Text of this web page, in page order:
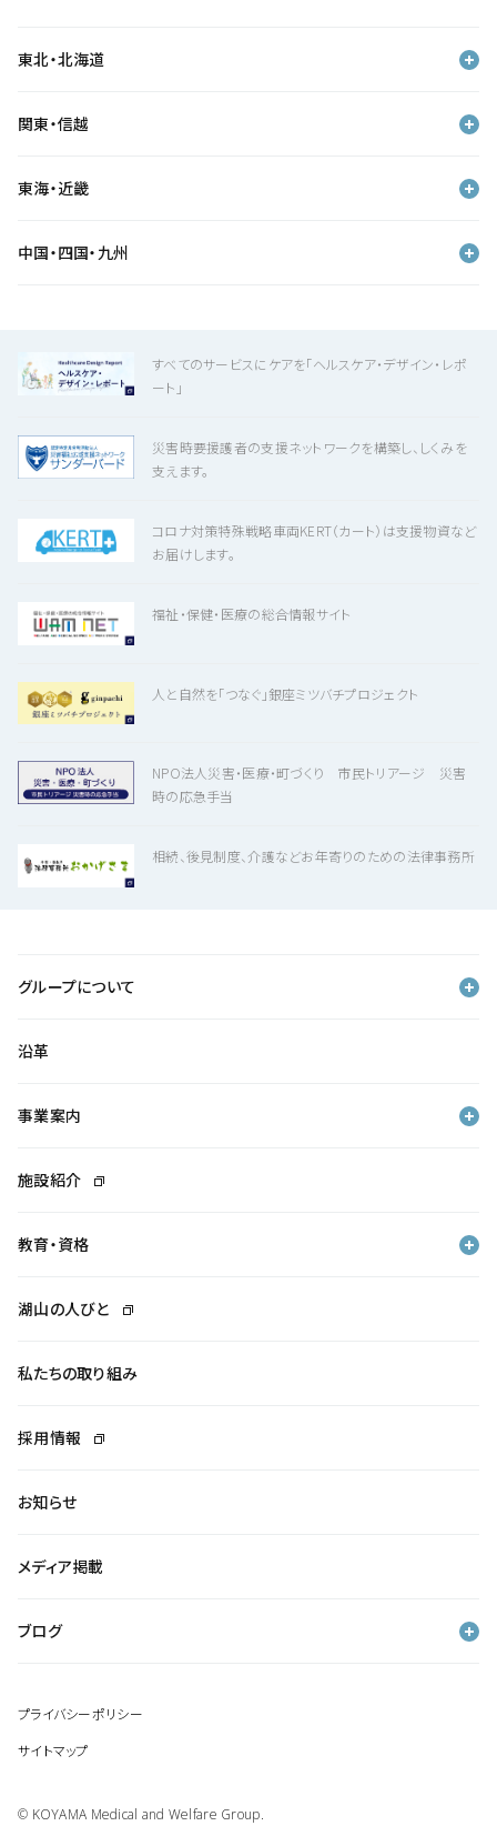
東北・北海道
関東・信越
東海・近畿
中国・四国・九州
すべてのサービスにケアを「ヘルスケア・デザイン・レポ
ート」
災害時要援護者の支援ネットワークを構築し、しくみを
支えます。
コロナ対策特殊戦略車両KERT（カート）は支援物資など
お届けします。
福祉・保健・医療の総合情報サイト
人と自然を「つなぐ」銀座ミツバチプロジェクト
NPO法人災害・医療・町づくり 市民トリアージ 災害
時の応急手当
相続、後見制度、介護などお年寄りのための法律事務所
グループについて
沿革
事業案内
施設紹介
教育・資格
湖山の人びと
私たちの取り組み
採用情報
お知らせ
メディア掲載
ブログ
プライバシーポリシー
サイトマップ
© KOYAMA Medical and Welfare Group.